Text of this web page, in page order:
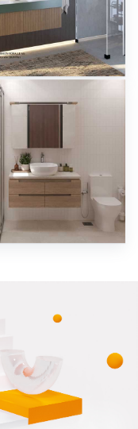
Bekon-Koralle AG
Sani Integration
Creative Lab Malaysia